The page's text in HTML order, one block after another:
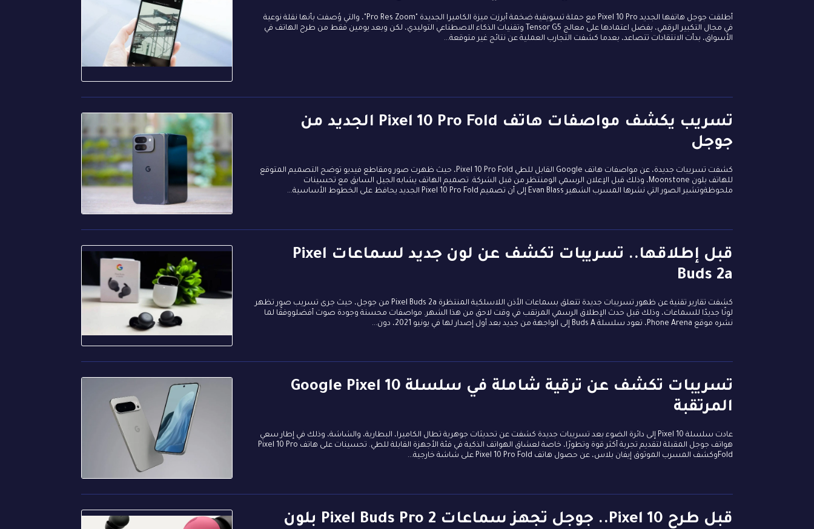
أطلقت جوجل هاتفها الجديد Pixel 10 Pro مع حملة تسويقية ضخمة أبرزت ميزة الكاميرا الجديدة "Pro Res Zoom"، والتي وُصفت بأنها نقلة نوعية
في مجال التكبير الرقمي، بفضل اعتمادها على معالج Tensor G5 وتقنيات الذكاء الاصطناعي التوليدي، لكن وبعد يومين فقط من طرح الهاتف في
الأسواق، بدأت الانتقادات تتصاعد، بعدما كشفت التجارب العملية عن نتائج غير متوقعة...
تسريب يكشف مواصفات هاتف Pixel 10 Pro Fold الجديد من
جوجل
كشفت تسريبات جديدة، عن مواصفات هاتف Google القابل للطي Pixel 10 Pro Fold، حيث ظهرت صور ومقاطع فيديو توضح التصميم المتوقع
للهاتف بلون Moonstone، وذلك قبل الإعلان الرسمي الومنتظر من قبل الشركة. تصميم الهاتف يشابه الجيل السابق مع تحسينات
ملحوظةوتشير الصور التي نشرها المسرب الشهير Evan Blass إلى أن تصميم Pixel 10 Pro Fold الجديد يحافظ على الخطوط الأساسية...
قبل إطلاقها.. تسريبات تكشف عن لون جديد لسماعات Pixel
Buds 2a
كشفت تقارير تقنية عن ظهور تسريبات جديدة تتعلق بسماعات الأذن اللاسلكية المنتظرة Pixel Buds 2a من جوجل، حيث جرى تسريب صور تظهر
لونًا جديدًا للسماعات، وذلك قبل حدث الإطلاق الرسمي المرتقب في وقت لاحق من هذا الشهر. مواصفات محسنة وجودة صوت أفضلووفقًا لما
نشره موقع Phone Arena، تعود سلسلة Buds A إلى الواجهة من جديد بعد أول إصدار لها في يونيو 2021، دون...
تسريبات تكشف عن ترقية شاملة في سلسلة Google Pixel 10
المرتقبة
عادت سلسلة Pixel 10 إلى دائرة الضوء بعد تسريبات جديدة كشفت عن تحديثات جوهرية تطال الكاميرا، البطارية، والشاشة، وذلك في إطار سعي
هواتف جوجل المقبلة لتقديم تجربة أكثر قوة وتطورًا، خاصة لعشاق الهواتف الذكية في فئة الأجهزة القابلة للطي. تحسينات على هاتف Pixel 10 Pro
Foldوكشف المسرب الموثوق إيفان بلاس، عن حصول هاتف Pixel 10 Pro Fold على شاشة خارجية...
قبل طرح Pixel 10.. جوجل تجهز سماعات Pixel Buds Pro 2 بلون